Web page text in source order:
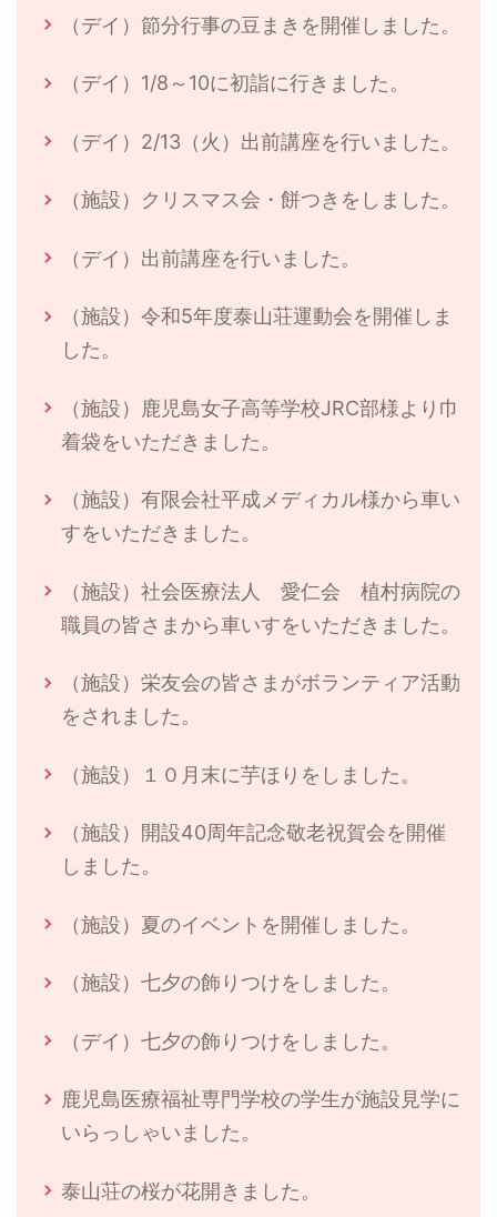
（デイ）節分行事の豆まきを開催しました。
（デイ）1/8～10に初詣に行きました。
（デイ）2/13（火）出前講座を行いました。
（施設）クリスマス会・餅つきをしました。
（デイ）出前講座を行いました。
（施設）令和5年度泰山荘運動会を開催しま
した。
（施設）鹿児島女子高等学校JRC部様より巾
着袋をいただきました。
（施設）有限会社平成メディカル様から車い
すをいただきました。
（施設）社会医療法人 愛仁会 植村病院の
職員の皆さまから車いすをいただきました。
（施設）栄友会の皆さまがボランティア活動
をされました。
（施設）１０月末に芋ほりをしました。
（施設）開設40周年記念敬老祝賀会を開催
しました。
（施設）夏のイベントを開催しました。
（施設）七夕の飾りつけをしました。
（デイ）七夕の飾りつけをしました。
鹿児島医療福祉専門学校の学生が施設見学に
いらっしゃいました。
泰山荘の桜が花開きました。